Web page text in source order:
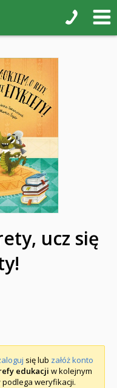
ucz się
się lub załóż konto
edukacji w kolejnym
weryfikacji.